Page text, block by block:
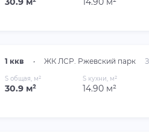
1 ккв • ЖК ЛСР. Ржевский парк
S общая, м²
30.9 м²
S кухни, м²
14.90 м²